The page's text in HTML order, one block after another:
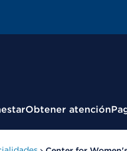
Obtener atención